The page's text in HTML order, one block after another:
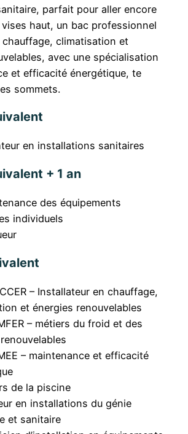
parfait pour aller encore
haut, un bac professionnel
climatisation et
avec une spécialisation
et efficacité énergétique, te
sommets.
en installations sanitaires
+ 1 an
des équipements
individuels
– Installateur en chauffage,
et énergies renouvelables
– métiers du froid et des
– maintenance et efficacité
de la piscine
en installations du génie
et sanitaire